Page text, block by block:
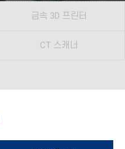
금속 3D 프린터
CT 스캐너